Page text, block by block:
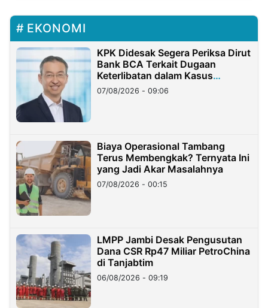
EKONOMI
KPK Didesak Segera Periksa Dirut
Bank BCA Terkait Dugaan
Keterlibatan dalam Kasus
Hilangnya Dana Nasabah Rp2,58
Miliar
07/08/2026 - 09:06
Biaya Operasional Tambang
Terus Membengkak? Ternyata Ini
yang Jadi Akar Masalahnya
07/08/2026 - 00:15
LMPP Jambi Desak Pengusutan
Dana CSR Rp47 Miliar PetroChina
di Tanjabtim
06/08/2026 - 09:19